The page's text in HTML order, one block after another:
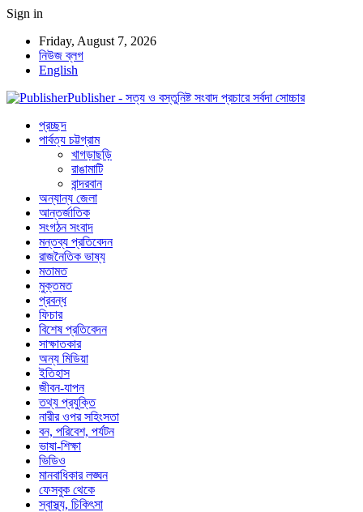
Sign in
Friday, August 7, 2026
নিউজ ব্লগ
English
Publisher - সত্য ও বস্তুনিষ্ট সংবাদ প্রচারে সর্বদা সোচ্চার
প্রচ্ছদ
পার্বত্য চট্টগ্রাম
খাগড়াছড়ি
রাঙামাটি
বান্দরবান
অন্যান্য জেলা
আন্তর্জাতিক
সংগঠন সংবাদ
মন্তব্য প্রতিবেদন
রাজনৈতিক ভাষ্য
মতামত
মুক্তমত
প্রবন্ধ
ফিচার
বিশেষ প্রতিবেদন
সাক্ষাতকার
অন্য মিডিয়া
ইতিহাস
জীবন-যাপন
তথ্য প্রযুক্তি
নারীর ওপর সহিংসতা
বন, পরিবেশ, পর্যটন
ভাষা-শিক্ষা
ভিডিও
মানবাধিকার লঙ্ঘন
ফেসবুক থেকে
স্বাস্থ্য, চিকিৎসা